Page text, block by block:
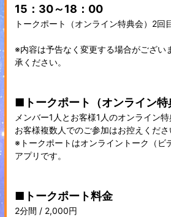
15：30～18：00
トークポート（オンライン特典会）2回
※内容は予告なく変更する場合がござい
承ください。
■トークポート（オンライン特
メンバー1人とお客様1人のオンライン特
お客様複数人でのご参加はお控えくださ
※トークポートはオンライントーク（ビ
アプリです。
■トークポート料金
2分間 / 2,000円